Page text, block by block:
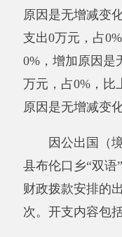
置预算数0万元，决
0%，差异主要原因
万元，决算数0万元
要原因无；公务接
元，预决算差异率
我单位本年度
入支出，政府性基
表为空表。